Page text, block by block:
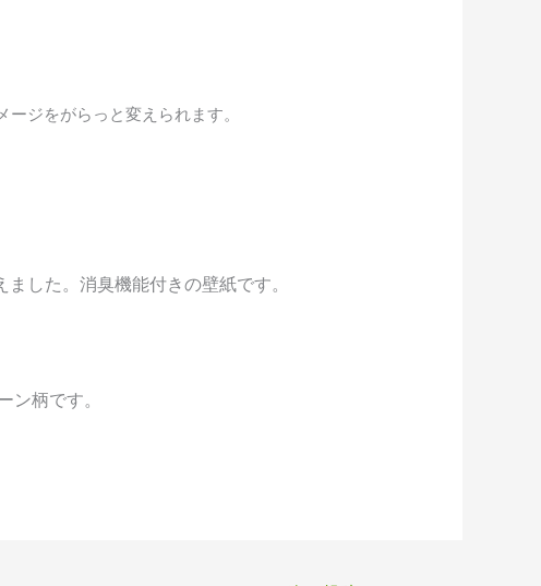
ジをがらっと変えられます。
した。消臭機能付きの壁紙です。
ン柄です。